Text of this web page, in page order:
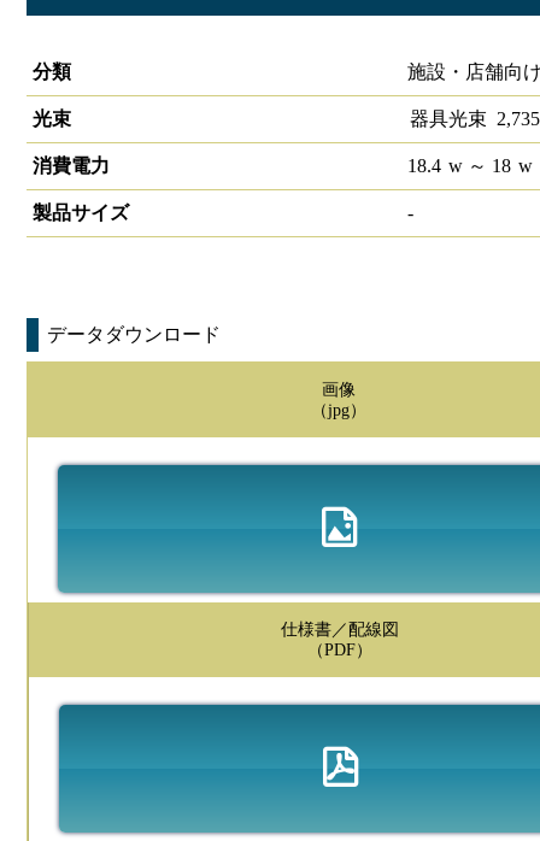
分類
施設・店舗向
光束 器具光束 2,735
消費電力 18.4 w～ 18 w
製品サイズ -
データダウンロード
画像
（jpg）
仕様書／配線図
（PDF）